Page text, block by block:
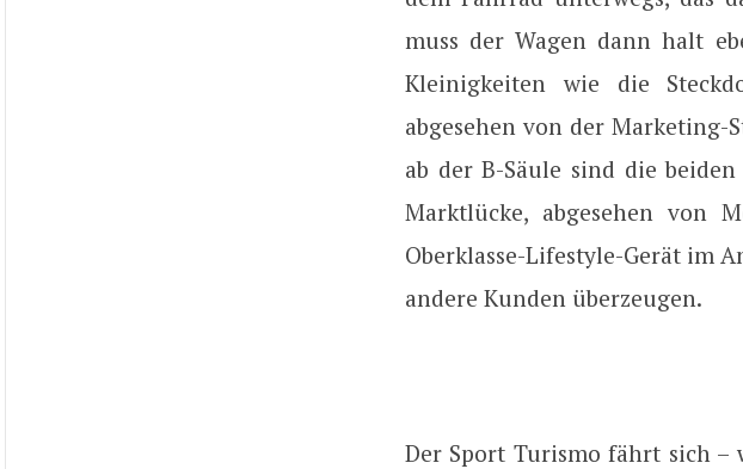
muss der Wagen dann halt
Kleinigkeiten wie die
abgesehen von der Marketing-
ab der B-Säule sind die
Marktlücke, abgesehen von
Oberklasse-Lifestyle-Gerät im
andere Kunden überzeugen.
Der Sport Turismo fährt sich